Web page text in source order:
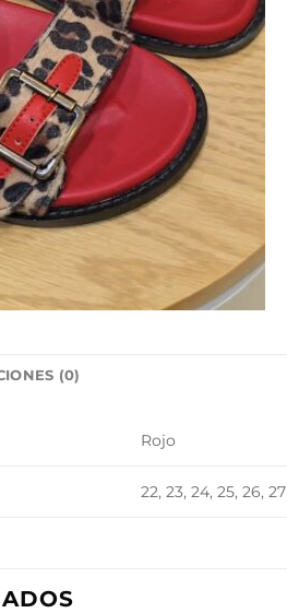
(0)
Rojo
22, 23, 24, 25, 26, 27